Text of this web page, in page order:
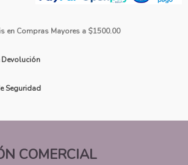
en Compras Mayores a $1500.00
Seguridad
COMERCIAL